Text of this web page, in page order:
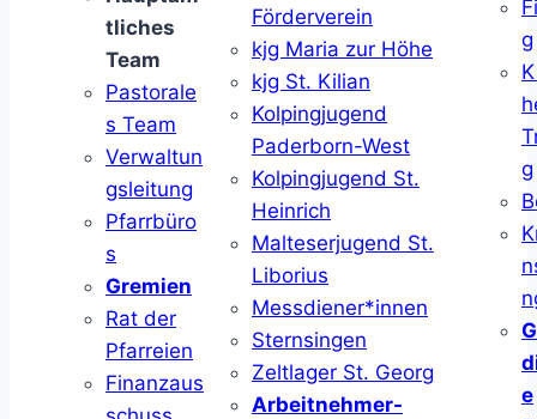
tliches
Team
Pastorale
s Team
Verwaltun
gsleitung
Pfarrbüro
s
Gremien
Rat der
Pfarreien
Finanzaus
Förderverein
kjg Maria zur Höhe
kjg St. Kilian
Kolpingjugend
Paderborn-West
Kolpingjugend St.
Heinrich
Malteserjugend St.
Liborius
Messdiener*innen
Sternsingen
Zeltlager St. Georg
Arbeitnehmer-
g
g
e